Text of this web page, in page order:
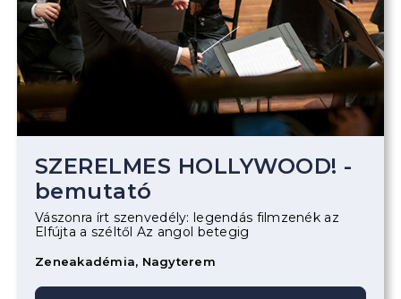
SZERELMES HOLLYWOOD! -
bemutató
Vászonra írt szenvedély: legendás filmzenék az
Elfújta a széltől Az angol betegig
Zeneakadémia, Nagyterem